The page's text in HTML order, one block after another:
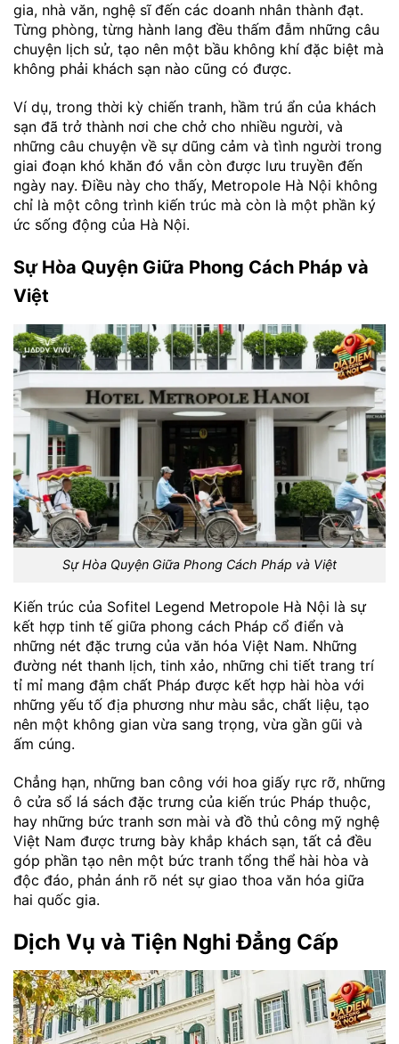
gia, nhà văn, nghệ sĩ đến các doanh nhân thành đạt.
Từng phòng, từng hành lang đều thấm đẫm những câu
chuyện lịch sử, tạo nên một bầu không khí đặc biệt mà
không phải khách sạn nào cũng có được.
Ví dụ, trong thời kỳ chiến tranh, hầm trú ẩn của khách
sạn đã trở thành nơi che chở cho nhiều người, và
những câu chuyện về sự dũng cảm và tình người trong
giai đoạn khó khăn đó vẫn còn được lưu truyền đến
ngày nay. Điều này cho thấy, Metropole Hà Nội không
chỉ là một công trình kiến trúc mà còn là một phần ký
ức sống động của Hà Nội.
Sự Hòa Quyện Giữa Phong Cách Pháp và
Việt
Sự Hòa Quyện Giữa Phong Cách Pháp và Việt
Kiến trúc của Sofitel Legend Metropole Hà Nội là sự
kết hợp tinh tế giữa phong cách Pháp cổ điển và
những nét đặc trưng của văn hóa Việt Nam. Những
đường nét thanh lịch, tinh xảo, những chi tiết trang trí
tỉ mỉ mang đậm chất Pháp được kết hợp hài hòa với
những yếu tố địa phương như màu sắc, chất liệu, tạo
nên một không gian vừa sang trọng, vừa gần gũi và
ấm cúng.
Chẳng hạn, những ban công với hoa giấy rực rỡ, những
ô cửa sổ lá sách đặc trưng của kiến trúc Pháp thuộc,
hay những bức tranh sơn mài và đồ thủ công mỹ nghệ
Việt Nam được trưng bày khắp khách sạn, tất cả đều
góp phần tạo nên một bức tranh tổng thể hài hòa và
độc đáo, phản ánh rõ nét sự giao thoa văn hóa giữa
hai quốc gia.
Dịch Vụ và Tiện Nghi Đẳng Cấp